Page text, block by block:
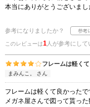
本当にありがとうございまし
参考になりましたか？
このレビューは1人が参考にして
フレームは軽くて
まみんこ。 さん
フレームは軽くて良かった
メガネ屋さんで図って貰っ